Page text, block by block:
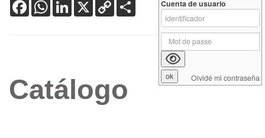
Link
Catálogo
Cuenta de usuario
Olvidé mi contraseña